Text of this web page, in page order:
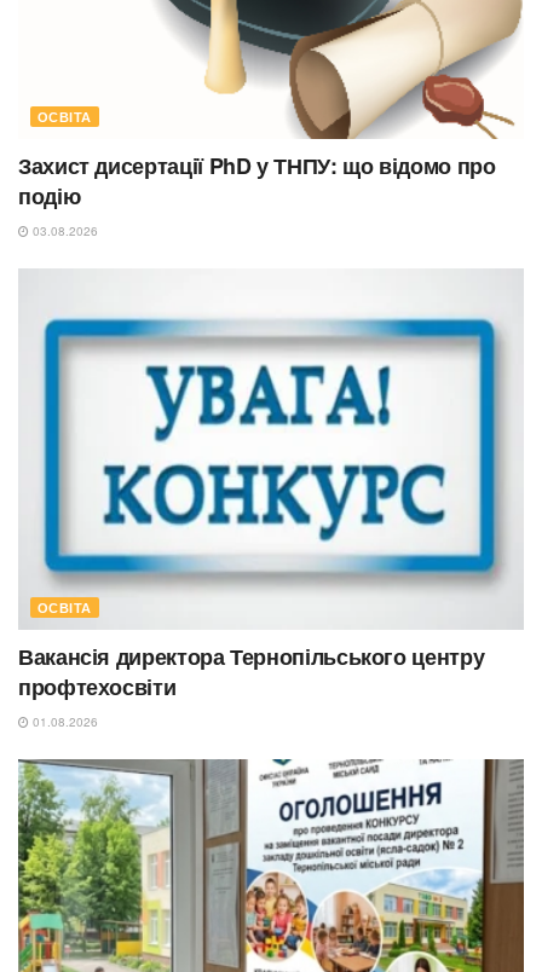
ОСВІТА
Захист дисертації PhD у ТНПУ: що відомо про
подію
03.08.2026
ОСВІТА
Вакансія директора Тернопільського центру
профтехосвіти
01.08.2026